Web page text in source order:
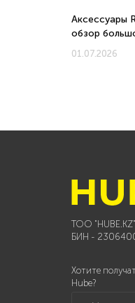
Аксессуары
обзор
01.07.2026
ТОО "HUBE.KZ"
БИН -
Хотите
Hube?